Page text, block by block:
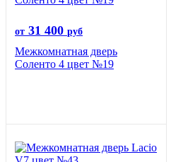
от 31 400 руб
Межкомнатная дверь
Соленто 4 цвет №19